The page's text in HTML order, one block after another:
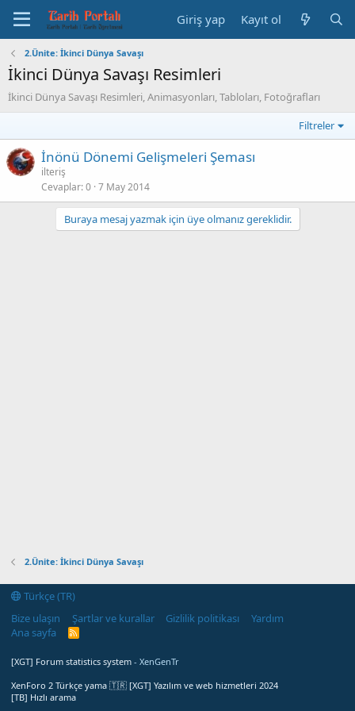
Giriş yap Kayıt ol
2.Ünite: İkinci Dünya Savaşı
İkinci Dünya Savaşı Resimleri
İkinci Dünya Savaşı Resimleri, Animasyonları, Tabloları, Fotoğrafları
Filtreler
İnönü Dönemi Gelişmeleri Şeması
ilteriş
Cevaplar 0 7 May 2014
Buraya mesaj yazmak için üye olmanız gereklidir.
2.Ünite: İkinci Dünya Savaşı
Türkçe (TR)
Bize ulaşın
Şartlar ve kurallar Gizlilik politikası
Yardım
Ana sayfa
R
[XGT] Forum statistics system - XenGenTr
XenForo 2 Türkçe yama 🇹🇷 [XGT] Yazılım ve web hizmetleri 2024
[TB] Hızlı arama